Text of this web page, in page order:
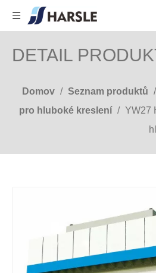
DETAIL
Domov / Seznam produktů /
pro hluboké kreslení / YW27